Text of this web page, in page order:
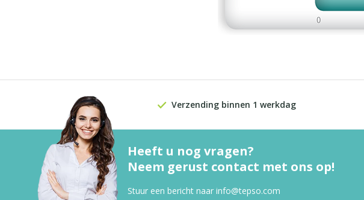
Verzending binnen 1 werkdag
Heeft u nog vragen?
Neem gerust contact met ons op!
Stuur een bericht naar info@tepso.com